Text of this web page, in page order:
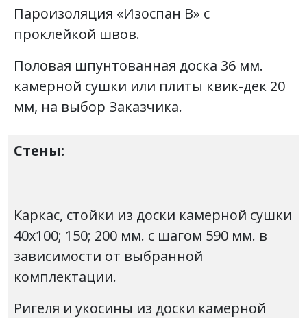
Пароизоляция «Изоспан В» с
проклейкой швов.
Половая шпунтованная доска 36 мм.
камерной сушки или плиты квик-дек 20
мм, на выбор Заказчика.
Стены:
Каркас, стойки из доски камерной сушки
40х100; 150; 200 мм. с шагом 590 мм. в
зависимости от выбранной
комплектации.
Ригеля и укосины из доски камерной